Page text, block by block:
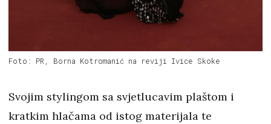
Foto: PR, Borna Kotromanić na reviji Ivice Skoke
Svojim stylingom sa svjetlucavim plaštom i
kratkim hlačama od istog materijala te